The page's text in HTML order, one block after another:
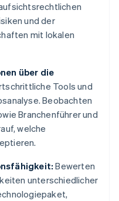
und der
mit lokalen
über die
Tools und
Beobachten
Branchenführer und
welche
Bewerten
unterschiedlicher